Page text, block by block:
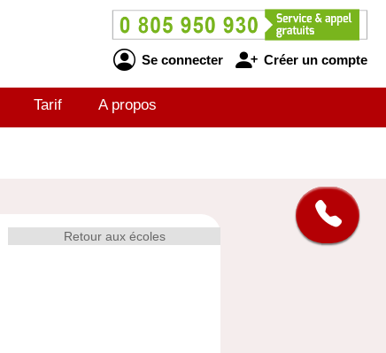
Se connecter Créer un compte
Tarif A propos
Retour aux écoles